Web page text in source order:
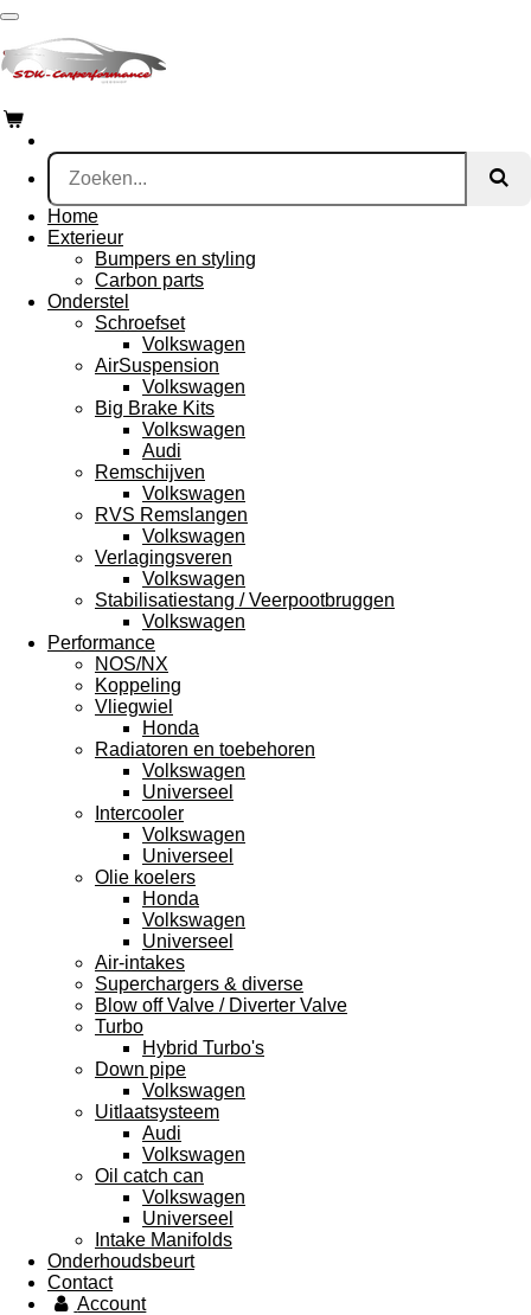
Ga
direct
naar
de
Home
Exterieur
Bumpers en styling
Carbon parts
Onderstel
Schroefset
Volkswagen
AirSuspension
Volkswagen
Big Brake Kits
Volkswagen
Audi
Remschijven
Volkswagen
RVS Remslangen
Volkswagen
Verlagingsveren
Volkswagen
Stabilisatiestang / Veerpootbruggen
Volkswagen
Performance
NOS/NX
Koppeling
Vliegwiel
Honda
Radiatoren en toebehoren
Volkswagen
Universeel
Intercooler
Volkswagen
Universeel
Olie koelers
Honda
Volkswagen
Universeel
Air-intakes
Superchargers & diverse
Blow off Valve / Diverter Valve
Turbo
Hybrid Turbo's
Down pipe
Volkswagen
Uitlaatsysteem
Audi
Volkswagen
Oil catch can
Volkswagen
Universeel
Intake Manifolds
Onderhoudsbeurt
Contact
Account